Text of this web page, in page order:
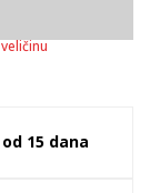
15 dana